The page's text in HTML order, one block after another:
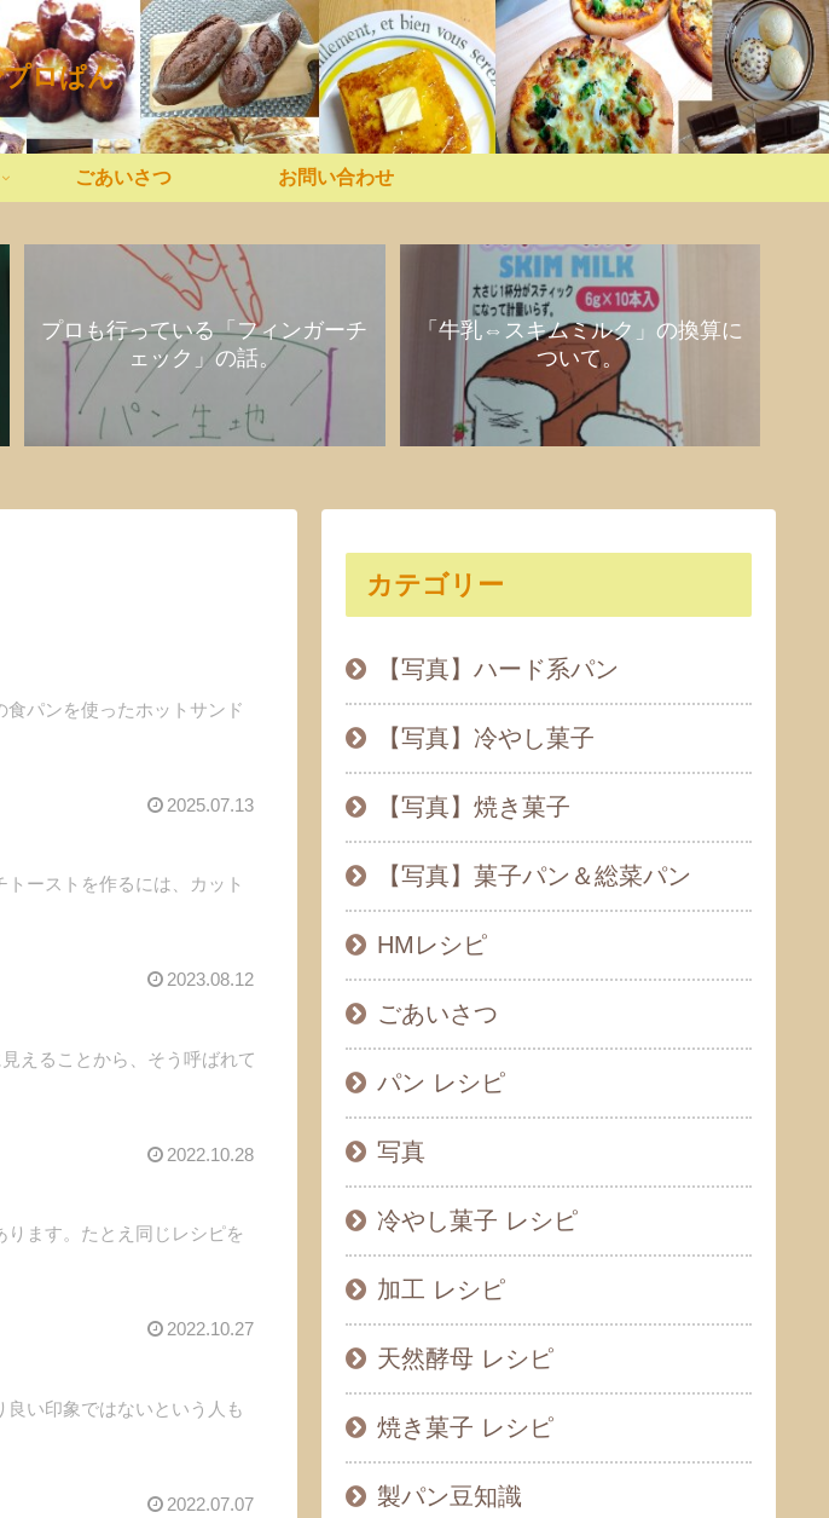
ロぱん
ごあいさつ お問い合わせ
プロも行っている「フィンガーチ
ェック」の話。
「牛乳⇔スキムミルク」の換算に
ついて。
パンを使ったホットサンド
2025.07.13
ーストを作るには、カット
2023.08.12
えることから、そう呼ばれて
2022.10.28
ります。たとえ同じレシピを
2022.10.27
い印象ではないという人も
2022.07.07
カテゴリー
【写真】ハード系パン
【写真】冷やし菓子
【写真】焼き菓子
【写真】菓子パン＆総菜パン
HMレシピ
ごあいさつ
パン レシピ
写真
冷やし菓子 レシピ
加工 レシピ
天然酵母 レシピ
焼き菓子 レシピ
製パン豆知識